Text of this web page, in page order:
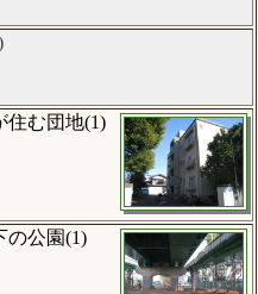
む団地(1)
公園(1)